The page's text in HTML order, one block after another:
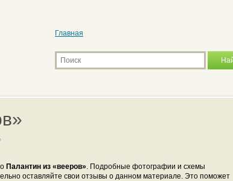
Главная
Палантин из «вееров». Подробные фотографии и схемы
оставляйте свои отзывы о данном материале. Это поможет